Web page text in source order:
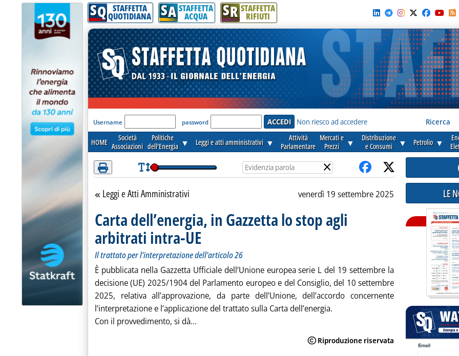
Attenzione! Esegui l'accesso per lèggere interamente la notizia.
SQ STAFFETTA
QUOTIDIANA SA STAFFETTA
ACQUA SR STAFFETTA
RIFIUTI
'Modulo Login per accedere'
Username password Non riesco ad accedere Ricerca
HOME
Società
Associazioni
Politiche
dell'Energia ▼ Leggi e atti amministrativi ▼
Attività
Parlamentare
Mercati e
Prezzi
▼
Distribuzione
e Consumi
▼ Petrolio ▼
×
Torna alla sezione
Leggi e Atti Amministrativi venerdì 19 settembre 2025
Carta dell’energia, in Gazzetta lo stop agli
arbitrati intra-UE
Il trattato per l’interpretazione dell’articolo 26
È pubblicata nella Gazzetta Ufficiale dell’Unione europea serie L del 19 settembre la
decisione (UE) 2025/1904 del Parlamento europeo e del Consiglio, del 10 settembre
2025, relativa all’approvazione, da parte dell’Unione, dell’accordo concernente
l’interpretazione e l’applicazione del trattato sulla Carta dell’energia.
Con il provvedimento, si dà...
LE